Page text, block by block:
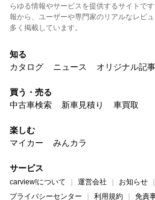
らゆる情報やサービスを提供するサイトで
報から、ユーザーや専門家のリアルなレビ
多く掲載しています。
知る
カタログ
ニュース オリジナル記事
買う・売る
中古車検索
新車見積り 車買取
楽しむ
マイカー
みんカラ
サービス
carview!について 運営会社 お知らせ
プライバシーセンター
利用規約 免責